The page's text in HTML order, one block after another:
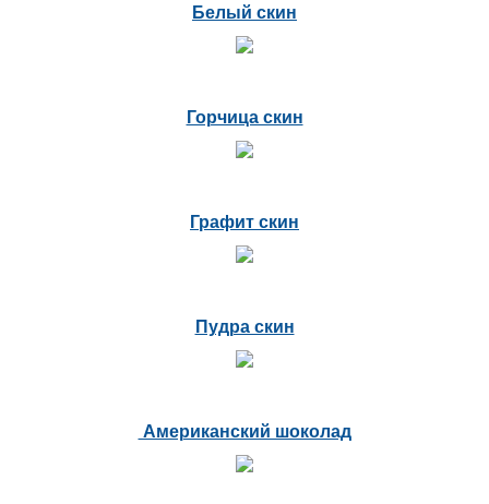
Белый скин
Горчица скин
Графит скин
Пудра скин
Американский шоколад